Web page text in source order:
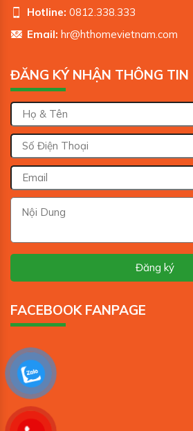
Hotline: 0812.338.333
Email: hr@hthomevietnam.com
ĐĂNG KÝ NHẬN THÔNG TIN
FACEBOOK FANPAGE